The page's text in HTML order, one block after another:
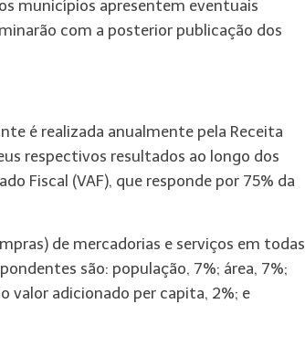
municípios apresentem eventuais
com a posterior publicação dos
é realizada anualmente pela Receita
respectivos resultados ao longo dos
Fiscal (VAF), que responde por 75% da
de mercadorias e serviços em todas
são: população, 7%; área, 7%;
valor adicionado per capita, 2%; e